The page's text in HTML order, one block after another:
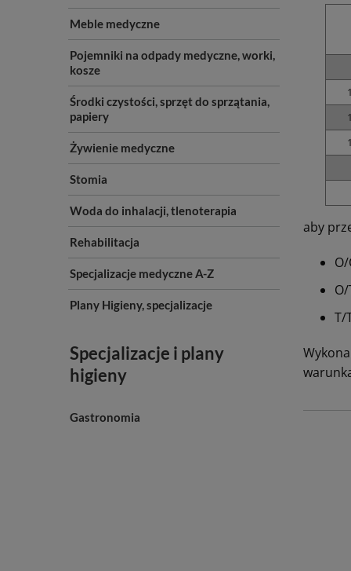
Meble medyczne
Pojemniki na odpady medyczne, worki,
kosze
Środki czystości, sprzęt do sprzątania,
papiery
Żywienie medyczne
Stomia
Woda do inhalacji, tlenoterapia
Rehabilitacja
Specjalizacje medyczne A-Z
Plany Higieny, specjalizacje
Specjalizacje i plany
higieny
Gastronomia
aby
T/